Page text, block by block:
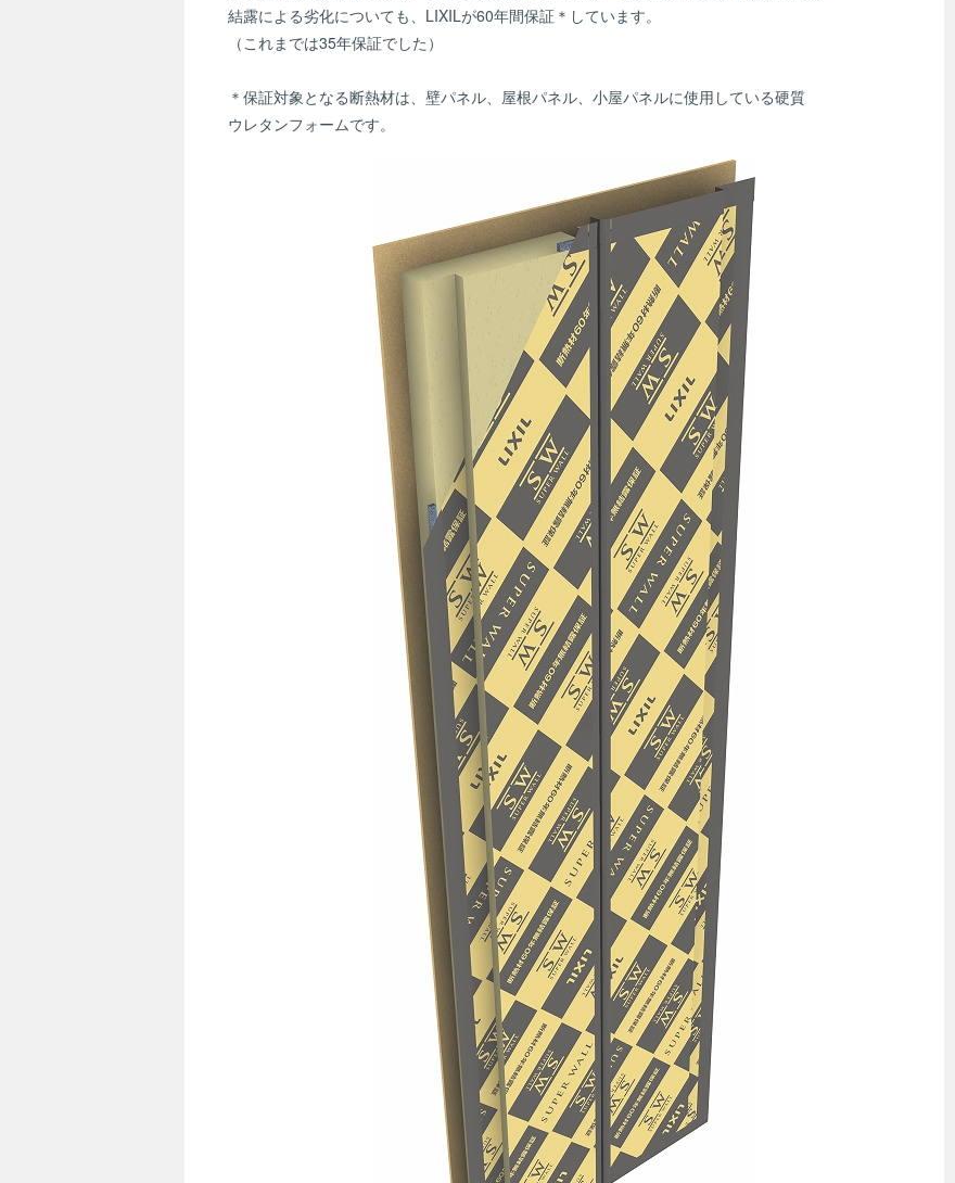
結露による劣化についても、LIXILが60年間保証＊しています。
（これまでは35年保証でした）
＊保証対象となる断熱材は、壁パネル、屋根パネル、小屋パネルに使用している硬質
ウレタンフォームです。